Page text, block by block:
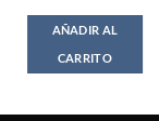
AÑADIR AL
CARRITO